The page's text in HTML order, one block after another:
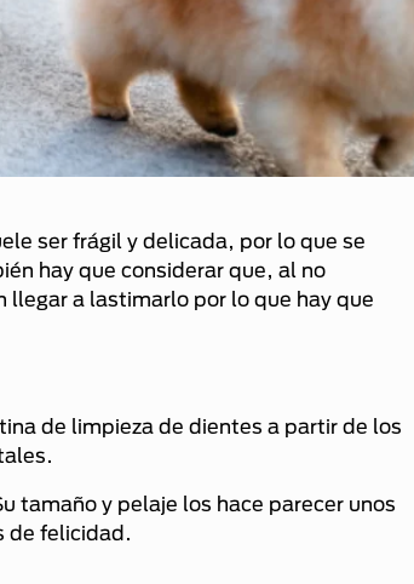
ser frágil y delicada, por lo que se
hay que considerar que, al no
llegar a lastimarlo por lo que hay que
de limpieza de dientes a partir de los
tamaño y pelaje los hace parecer unos
de felicidad.